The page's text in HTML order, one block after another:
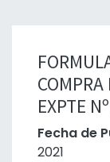
EXPTE
Fecha de
2021